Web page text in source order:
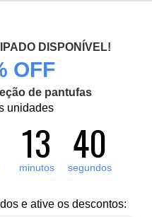
DISPONÍVEL!
OFF
de pantufas
unidades
13
minutos 40
segundos
e ative os descontos:
neve, frio e inverno